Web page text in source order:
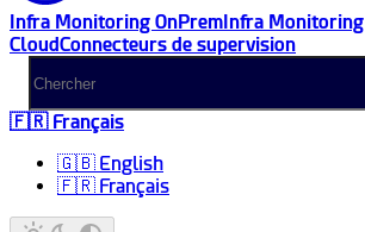
Infra Monitoring OnPremInfra Monitoring
CloudConnecteurs de supervision
🇫🇷 Français
🇬🇧 English
🇫🇷 Français